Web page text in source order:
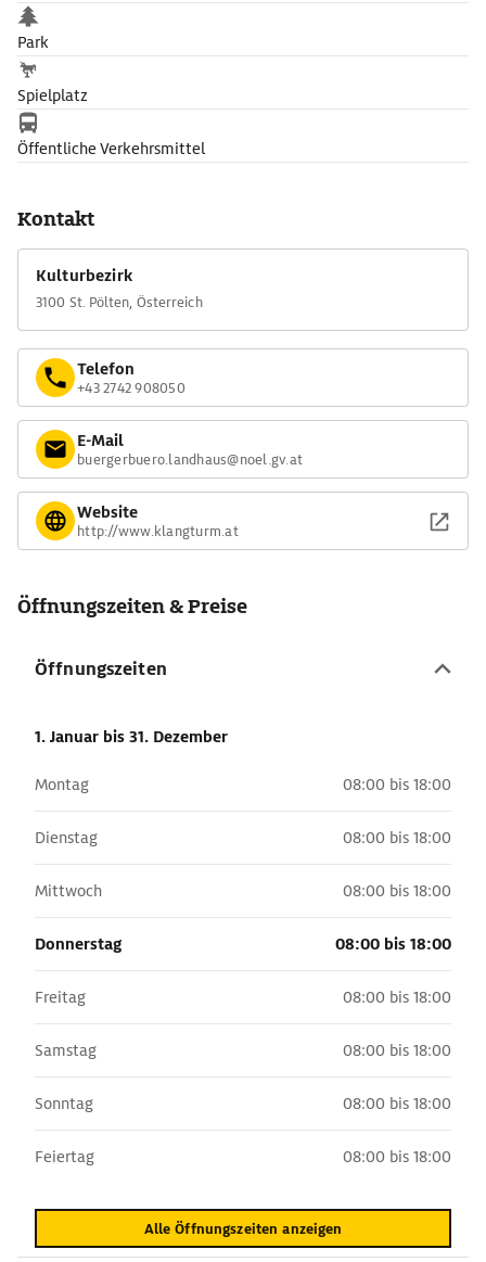
Park
Spielplatz
Öffentliche Verkehrsmittel
Kontakt
Kulturbezirk
3100 St. Pölten, Österreich
Telefon
+43 2742 908050
E-Mail
buergerbuero.landhaus@noel.gv.at
Website
http://www.klangturm.at
Öffnungszeiten & Preise
Öffnungszeiten
1. Januar bis 31. Dezember
Montag 08:00 bis 18:00
Dienstag 08:00 bis 18:00
Mittwoch 08:00 bis 18:00
Donnerstag 08:00 bis 18:00
Freitag 08:00 bis 18:00
Samstag 08:00 bis 18:00
Sonntag 08:00 bis 18:00
Feiertag 08:00 bis 18:00
Alle Öffnungszeiten anzeigen